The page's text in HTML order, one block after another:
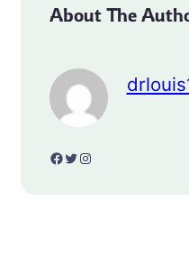
About The
Facebook Twitter Instagram